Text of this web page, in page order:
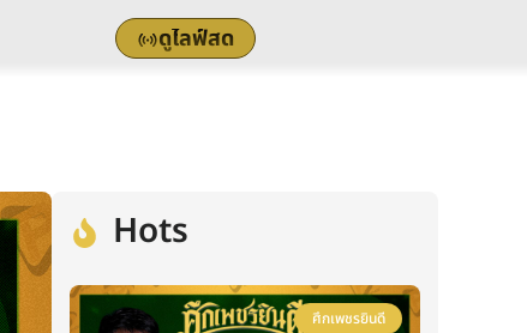
ดูไลฟ์สด
Hots
ศึกเพชรยินดี